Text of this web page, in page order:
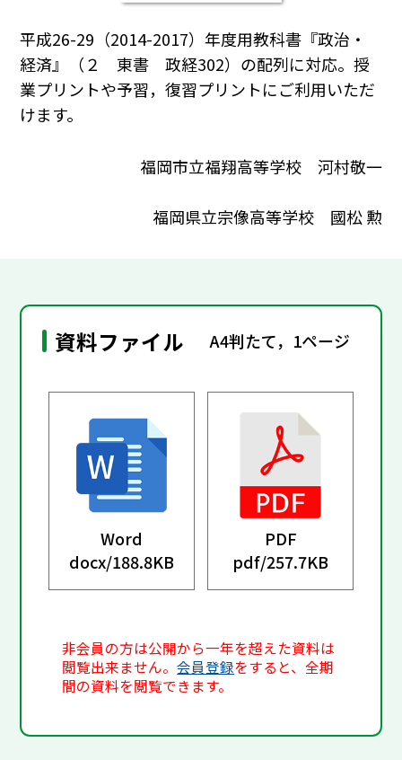
平成26-29（2014-2017）年度用教科書『政治・
経済』（２ 東書 政経302）の配列に対応。授
業プリントや予習，復習プリントにご利用いただ
けます。
福岡市立福翔高等学校 河村敬一
福岡県立宗像高等学校 國松 勲
資料ファイル A4判たて，1ページ
Word
docx/188.8KB
PDF
pdf/257.7KB
非会員の方は公開から一年を超えた資料は
閲覧出来ません。会員登録をすると、全期
間の資料を閲覧できます。